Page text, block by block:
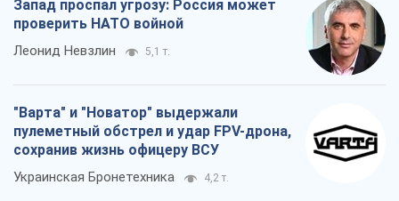
Запад проспал угрозу: Россия может
проверить НАТО войной
Леонид Невзлин 5,1 т.
"Варта" и "Новатор" выдержали
пулеметный обстрел и удар FPV-дрона,
сохранив жизнь офицеру ВСУ
Украинская Бронетехника 4,2 т.